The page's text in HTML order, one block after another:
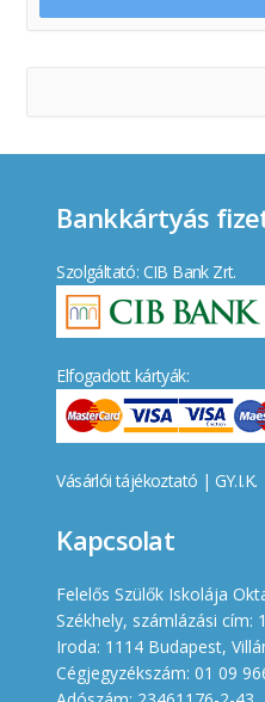
Bankkártyás
Szolgáltató: CIB Bank Zrt.
Elfogadott kártyák:
Vásárlói tájékoztató | GY.I.K.
Kapcsolat
Felelős Szülők Iskolája
Székhely, számlázási
Iroda: 1114 Budapest,
Cégjegyzékszám: 01 09